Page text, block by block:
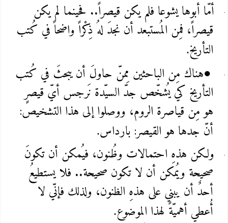
أمّا أبوها يشوعا فلم يكن قيصراً.. فحينما لم يكن
قيصراً، فمِن المُستبعد أن نجدَ لهُ ذِكْراً واضحاً في كُتب
التأريخ.
●هناك مِن الباحثين مِمنّ حاولَ أن يبحثَ في كُتب
التأريخ كي يُشخّص جدّ السيّدة نَرجس أيّ قيصرٍ
هو مِن قياصرة الروم، ووصلوا إلى هذا التشخيص:
أنّ جدها هو القيصر: بارداس.
ولكن هذهِ احتمالات وظُنون، فيُمكن أن تكونَ
صحيحة ويُمكن أن لا تكون صحيحة.. فلا يستطيعُ
أحدٌ أن يبني على هذهِ الظنون، ولذلك فإنّي لا
أُعطي أهميّةً لهذا الموضوع.